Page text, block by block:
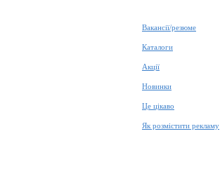
Вакансії/резюме
Каталоги
Акції
Новинки
Це цікаво
Як розмістити рекламу